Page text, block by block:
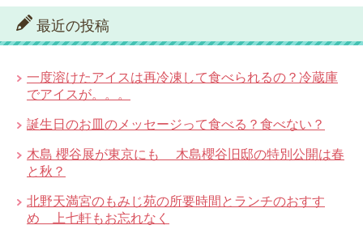
最近の投稿
一度溶けたアイスは再冷凍して食べられるの？冷蔵庫
でアイスが。。。
誕生日のお皿のメッセージって食べる？食べない？
木島 櫻谷展が東京にも 木島櫻谷旧邸の特別公開は春
と秋？
北野天満宮のもみじ苑の所要時間とランチのおすす
め 上七軒もお忘れなく